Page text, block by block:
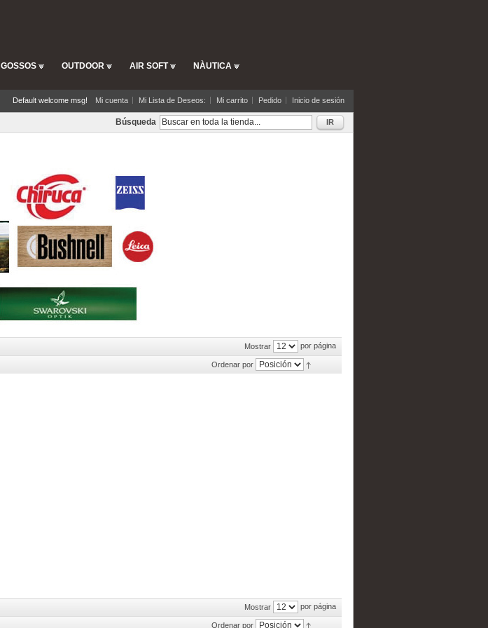
GOSSOS OUTDOOR AIR SOFT NÀUTICA
Default welcome msg! Mi cuenta Mi Lista de Deseos: Mi carrito Pedido Inicio de sesión
Búsqueda IR
Mostrar por página
Ordenar por
Mostrar por página
Ordenar por